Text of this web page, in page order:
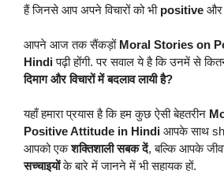
हैं जिनसे आप अपने विचारों को भी positive और
आपने आज तक सैंकड़ों Moral Stories on
Hindi पढ़ी होंगी. पर सवाल ये है कि उनमें से
दिमाग और विचारों में बदलाव लायी है?
यहाँ हमारा प्रयास है कि हम कुछ ऐसी बेहतरीन
Positive Attitude in Hindi आपके साथ
आपको एकशक्तिशाली सबक दें, बल्कि आपके
सच्चाइयोंके बारे में जानने में भी सहायक हों.